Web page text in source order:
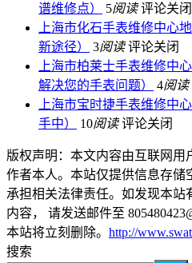
谱维修点）
5阅读 评论关闭
上海市化石手表维修中心
新途径）
3阅读 评论关闭
上海市柏莱士手表维修中
解决您的手表问题）
4阅读
上海市宝时捷手表维修中
手中）
10阅读 评论关闭
版权声明：本文内容由互联网用
作者本人。本站仅提供信息存储
承担相关法律责任。如发现本站
内容， 请发送邮件至
本站将立刻删除。 http://
搜索